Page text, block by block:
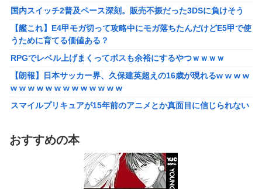
【艦これ】E4甲モガ切って攻略中にモガ落ちたんだけどE5甲で使
うために育てる価値ある？
RPGでレベル上げまくってボスも余裕にするやつｗｗｗｗ
【泣】年配夫婦が営む中華屋さん、休業を知らせる貼り紙に応援
コメントが続々と
【画像】森高千里（18）「私がオバさんになったらミニスカート
は無理よ」→現在ｗｗｗｗ
シカ「ヒマワリ全部喰った」 郡山布引風の高原まつり中止
【画像あり】居酒屋「6人で長居して会計4939円！喋りたいだけ
なら公園に行ってくれ（怒」
国内スイッチ2普及ペース深刻。販売不振だった3DSに負けそう
【艦これ】E4甲モガ切って攻略中にモガ落ちたんだけどE5甲で使
うために育てる価値ある？
RPGでレベル上げまくってボスも余裕にするやつｗｗｗｗ
【朗報】日本サッカー界、久保建英超えの16歳が現れるw w w w
w w w w w w w w w w w w w
スマイルプリキュアが15年前のアニメとか真面目に信じられない
【愕然】自称グルメ「やっぱりフグ刺しは旨い！ｗ」 ワイ「あ
のさ・・・」 →
【悲報】メイドインアビスの主題歌、ホロライブに決まって大炎
おすすめの本